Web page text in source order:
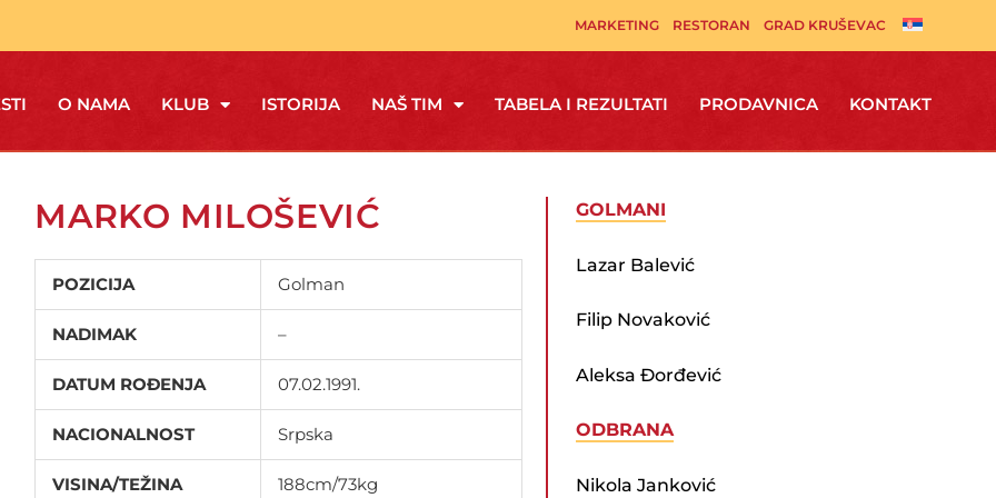
MARKETING RESTORAN GRAD KRUŠEVAC
O NAMA KLUB ISTORIJA NAŠ TIM TABELA I REZULTATI PRODAVNICA KONTAKT
MARKO MILOŠEVIĆ
POZICIJA Golman
NADIMAK –
DATUM ROĐENJA 07.02.1991.
NACIONALNOST Srpska
VISINA/TEŽINA 188cm/73kg
GOLMANI
Lazar Balević
Filip Novaković
Aleksa Đorđević
ODBRANA
Nikola Janković